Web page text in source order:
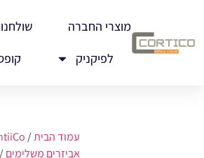
מוצרי החברה
לפיקניק
עמוד הבית/
אביזרים משלימים/